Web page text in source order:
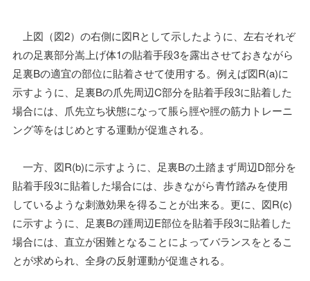
上図（図2）の右側に図Rとして示したように、左右それぞ
れの足裏部分嵩上げ体1の貼着手段3を露出させておきながら
足裏Bの適宜の部位に貼着させて使用する。例えば図R(a)に
示すように、足裏Bの爪先周辺C部分を貼着手段3に貼着した
場合には、爪先立ち状態になって脹ら脛や脛の筋力トレーニ
ング等をはじめとする運動が促進される。
一方、図R(b)に示すように、足裏Bの土踏まず周辺D部分を
貼着手段3に貼着した場合には、歩きながら青竹踏みを使用
しているような刺激効果を得ることが出来る。更に、図R(c)
に示すように、足裏Bの踵周辺E部位を貼着手段3に貼着した
場合には、直立が困難となることによってバランスをとるこ
とが求められ、全身の反射運動が促進される。